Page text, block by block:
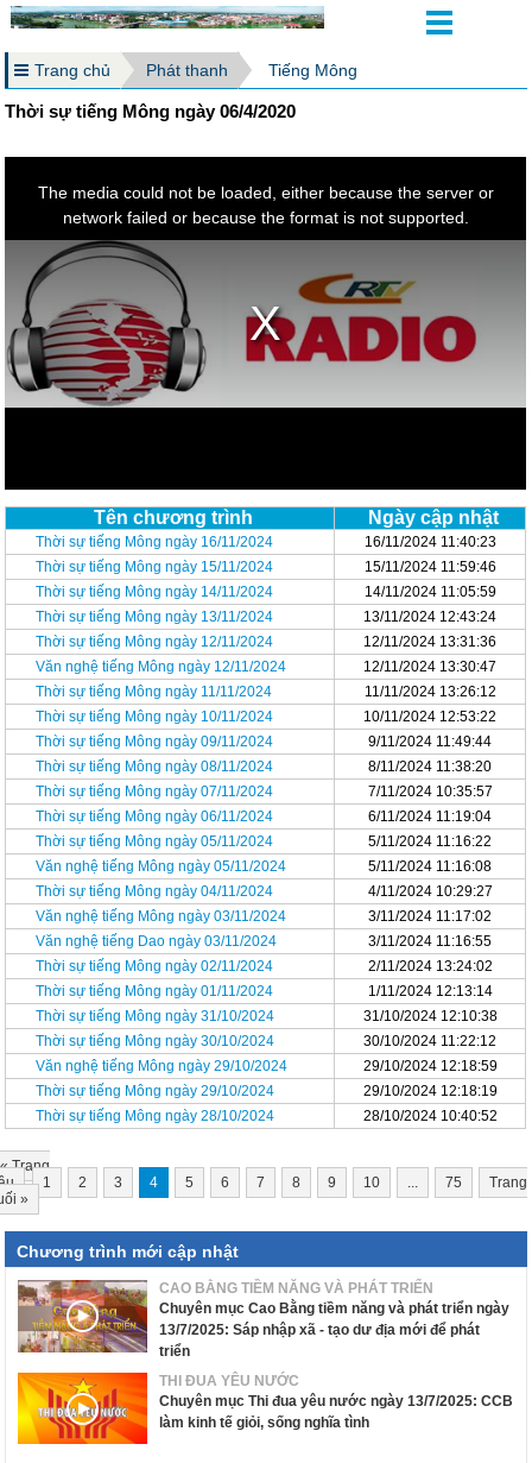
Trang chủ Phát thanh Tiếng Mông
Thời sự tiếng Mông ngày 06/4/2020
Tên chương trình Ngày cập nhật
Thời sự tiếng Mông ngày 16/11/2024
16/11/2024 11:40:23
Thời sự tiếng Mông ngày 15/11/2024
15/11/2024 11:59:46
Thời sự tiếng Mông ngày 14/11/2024
14/11/2024 11:05:59
Thời sự tiếng Mông ngày 13/11/2024
13/11/2024 12:43:24
Thời sự tiếng Mông ngày 12/11/2024
12/11/2024 13:31:36
Văn nghệ tiếng Mông ngày 12/11/2024
12/11/2024 13:30:47
Thời sự tiếng Mông ngày 11/11/2024
11/11/2024 13:26:12
Thời sự tiếng Mông ngày 10/11/2024
10/11/2024 12:53:22
Thời sự tiếng Mông ngày 09/11/2024
9/11/2024 11:49:44
Thời sự tiếng Mông ngày 08/11/2024
8/11/2024 11:38:20
Thời sự tiếng Mông ngày 07/11/2024
7/11/2024 10:35:57
Thời sự tiếng Mông ngày 06/11/2024
6/11/2024 11:19:04
Thời sự tiếng Mông ngày 05/11/2024
5/11/2024 11:16:22
Văn nghệ tiếng Mông ngày 05/11/2024
5/11/2024 11:16:08
Thời sự tiếng Mông ngày 04/11/2024
4/11/2024 10:29:27
Văn nghệ tiếng Mông ngày 03/11/2024
3/11/2024 11:17:02
Văn nghệ tiếng Dao ngày 03/11/2024
3/11/2024 11:16:55
Thời sự tiếng Mông ngày 02/11/2024
2/11/2024 13:24:02
Thời sự tiếng Mông ngày 01/11/2024
1/11/2024 12:13:14
Thời sự tiếng Mông ngày 31/10/2024
31/10/2024 12:10:38
Thời sự tiếng Mông ngày 30/10/2024
30/10/2024 11:22:12
Văn nghệ tiếng Mông ngày 29/10/2024
29/10/2024 12:18:59
Thời sự tiếng Mông ngày 29/10/2024
29/10/2024 12:18:19
Thời sự tiếng Mông ngày 28/10/2024
28/10/2024 10:40:52
«Trang
1 2 3 4 5 6 7 8 9 10 ... 75
Trang
»
Chương trình mới cập nhật
CAO BẰNG TIỀM NĂNG VÀ PHÁT TRIỂN
Chuyên mục Cao Bằng tiềm năng và phát triển ngày
13/7/2025: Sáp nhập xã - tạo dư địa mới để phát
triển
THI ĐUA YÊU NƯỚC
Chuyên mục Thi đua yêu nước ngày 13/7/2025: CCB
làm kinh tế giỏi, sống nghĩa tình